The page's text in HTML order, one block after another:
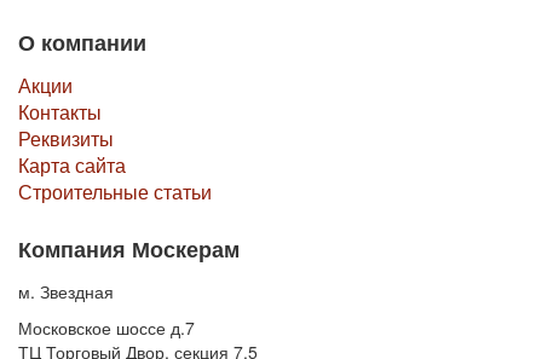
О компании
Акции
Контакты
Реквизиты
Карта сайта
Строительные статьи
Компания Москерам
м. Звездная
Московское шоссе д.7
ТЦ Торговый Двор, секция 7.5